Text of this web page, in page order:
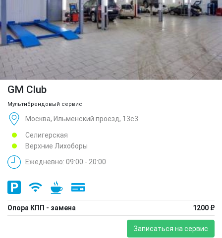
GM Club
Мультибрендовый сервис
Москва, Ильменский проезд, 13с3
Селигерская
Верхние Лихоборы
Ежедневно: 09:00 - 20:00
Опора КПП - замена 1200 ₽
Записаться на сервис